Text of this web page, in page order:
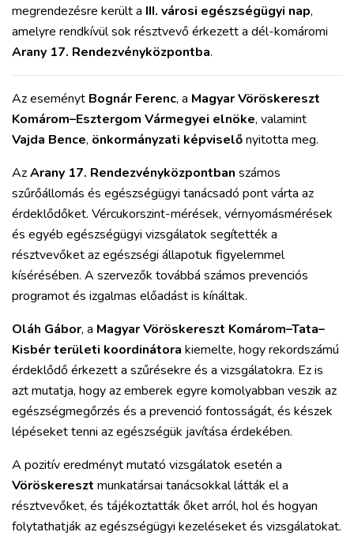
megrendezésre került a III. városi egészségügyi nap,
amelyre rendkívül sok résztvevő érkezett a dél-komáromi
Arany 17. Rendezvényközpontba.
Az eseményt Bognár Ferenc, a Magyar Vöröskereszt
Komárom–Esztergom Vármegyei elnöke, valamint
Vajda Bence, önkormányzati képviselőnyitotta meg.
AzArany 17. Rendezvényközpontban számos
szűrőállomás és egészségügyi tanácsadó pont várta az
érdeklődőket. Vércukorszint-mérések, vérnyomásmérések
és egyéb egészségügyi vizsgálatok segítették a
résztvevőket az egészségi állapotuk figyelemmel
kísérésében. A szervezők továbbá számos prevenciós
programot és izgalmas előadást is kínáltak.
Oláh Gábor, a Magyar Vöröskereszt Komárom–Tata–
Kisbér területi koordinátora kiemelte, hogy rekordszámú
érdeklődő érkezett a szűrésekre és a vizsgálatokra. Ez is
azt mutatja, hogy az emberek egyre komolyabban veszik az
egészségmegőrzés és a prevenció fontosságát, és készek
lépéseket tenni az egészségük javítása érdekében.
A pozitív eredményt mutató vizsgálatok esetén a
Vöröskereszt munkatársai tanácsokkal látták el a
résztvevőket, és tájékoztatták őket arról, hol és hogyan
folytathatják az egészségügyi kezeléseket és vizsgálatokat.